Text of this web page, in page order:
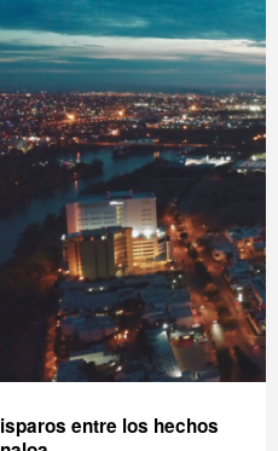
entre los hechos